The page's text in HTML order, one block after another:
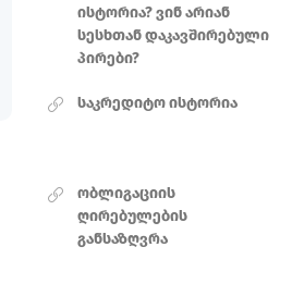
ისტორია? ვინ არიან
სესხთან დაკავშირებული
პირები?
საკრედიტო ისტორია
ობლიგაციის
ღირებულების
განსაზღვრა